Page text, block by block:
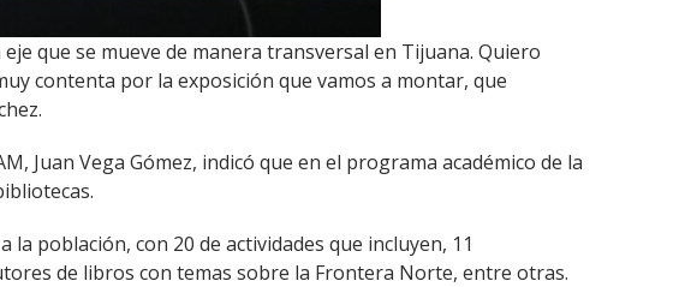
que se mueve de manera transversal en Tijuana. Quiero
contenta por la exposición que vamos a montar, que
Juan Vega Gómez, indicó que en el programa académico de la
población, con 20 de actividades que incluyen, 11
de libros con temas sobre la Frontera Norte, entre otras.